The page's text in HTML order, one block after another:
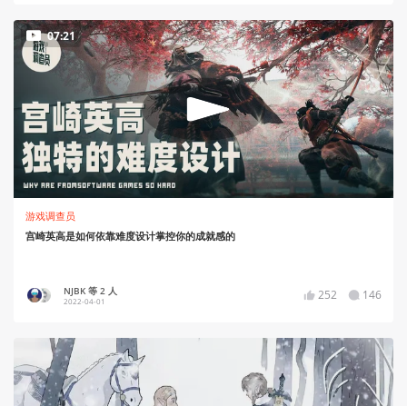
07:21
游戏调查员
宫崎英高是如何依靠难度设计掌控你的成就感的
NJBK 等 2 人
2022-04-01 252 146